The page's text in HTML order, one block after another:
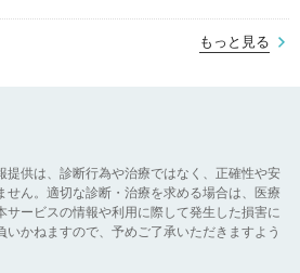
もっと見る
提供は、診断行為や治療ではなく、正確性や安
せん。適切な診断・治療を求める場合は、医療
サービスの情報や利用に際して発生した損害に
かねますので、予めご了承いただきますよう